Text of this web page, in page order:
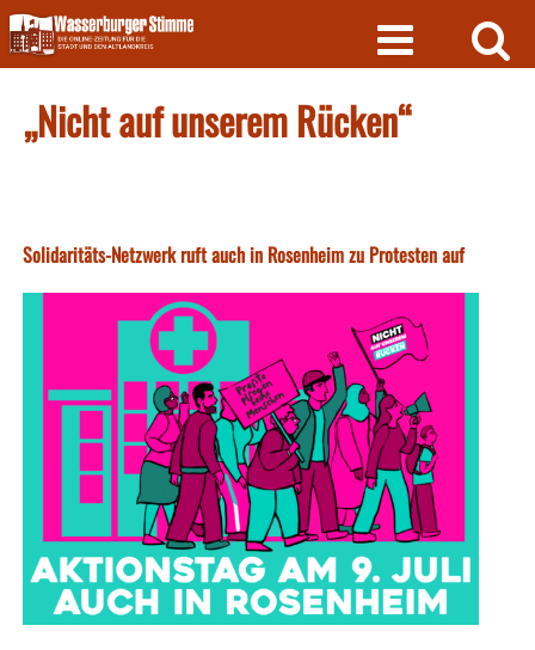
Skip
to
content
„Nicht auf unserem Rücken“
Solidaritäts-Netzwerk ruft auch in Rosenheim zu Protesten auf